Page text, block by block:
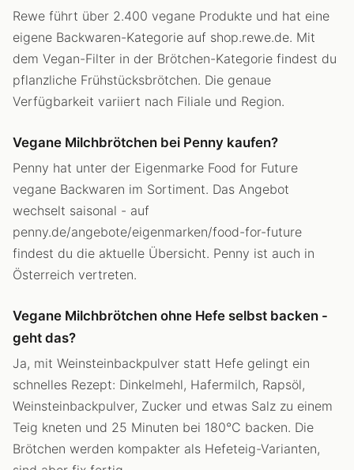
Rewe führt über 2.400 vegane Produkte und hat eine
eigene Backwaren-Kategorie auf shop.rewe.de. Mit
dem Vegan-Filter in der Brötchen-Kategorie findest du
pflanzliche Frühstücksbrötchen. Die genaue
Verfügbarkeit variiert nach Filiale und Region.
Vegane Milchbrötchen bei Penny kaufen?
Penny hat unter der Eigenmarke Food for Future
vegane Backwaren im Sortiment. Das Angebot
wechselt saisonal - auf
penny.de/angebote/eigenmarken/food-for-future
findest du die aktuelle Übersicht. Penny ist auch in
Österreich vertreten.
Vegane Milchbrötchen ohne Hefe selbst backen -
geht das?
Ja, mit Weinsteinbackpulver statt Hefe gelingt ein
schnelles Rezept: Dinkelmehl, Hafermilch, Rapsöl,
Weinsteinbackpulver, Zucker und etwas Salz zu einem
Teig kneten und 25 Minuten bei 180°C backen. Die
Brötchen werden kompakter als Hefeteig-Varianten,